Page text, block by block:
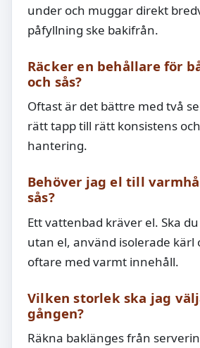
under och muggar direkt
påfyllning ske bakifrån.
Räcker en behållare för
och sås?
Oftast är det bättre med två
rätt tapp till rätt konsistens
hantering.
Behöver jag el till
sås?
Ett vattenbad kräver el. Ska
utan el, använd isolerade kärl
oftare med varmt innehåll.
Vilken storlek ska jag
gången?
Räkna baklänges från